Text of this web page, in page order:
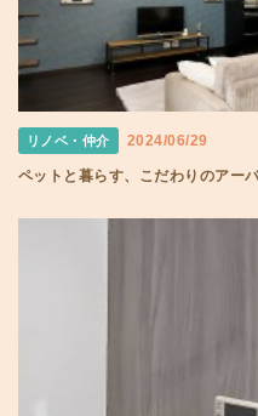
リノベ・仲介 2024/06/29
ペットと暮らす、こだわりのアー